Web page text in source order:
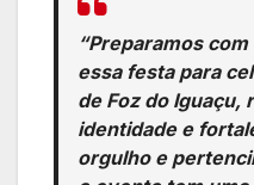
“Preparamos
essa festa para
de Foz do Iguaçu,
identidade e
orgulho e